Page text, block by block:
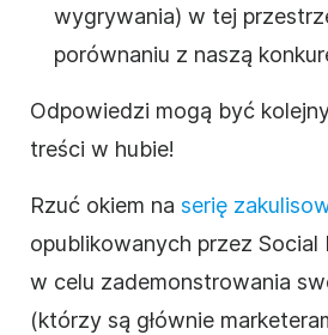
wygrywania) w tej
porównaniu z naszą
Odpowiedzi mogą być
treści w hubie!
Rzuć okiem na serię
opublikowanych przez Social
w celu zademonstrowania
(którzy są głównie